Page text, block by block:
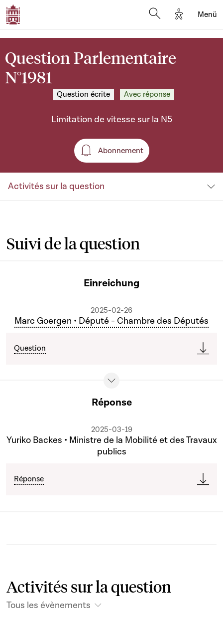
Options
Menü
Question Parlementaire
N°1981
Question écrite Avec réponse
Limitation de vitesse sur la N5
Abonnement
Abonnement
Activités sur la question
Suivi de la question
Einreichung
2025-02-26
Marc Goergen • Député - Chambre des Députés
Question
Réponse
2025-03-19
Yuriko Backes • Ministre de la Mobilité et des Travaux
publics
Réponse
Activités sur la question
Tous les évènements